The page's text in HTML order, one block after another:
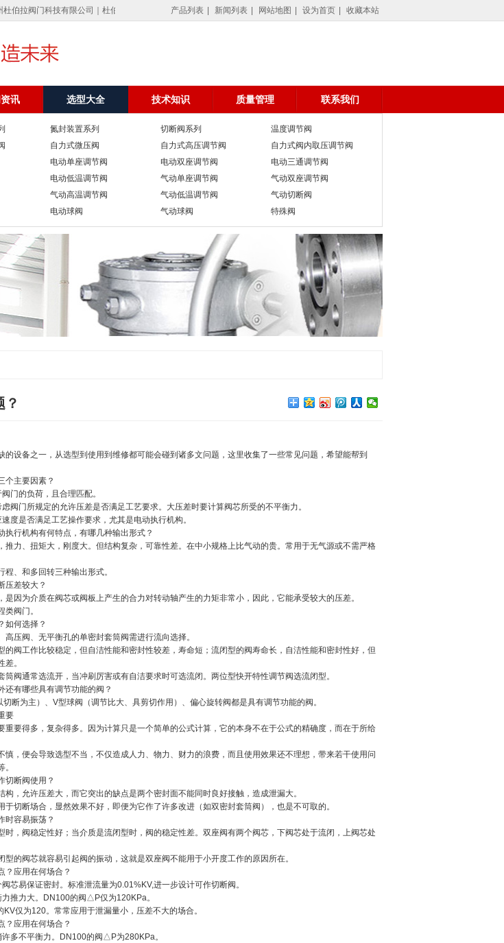
伯拉阀门科技有限公司｜杜伯拉调节阀专业制造气动调节阀,自力式压力调节阀,电动调节阀,温度调节阀,微压调节阀,差压调节阀,氮封阀,切
产品列表 新闻列表 网站地图 设为首页 收藏本站
讯 选型大全 技术知识 质量管理 联系我们
氮封装置系列 切断阀系列
温度调节阀
自力式微压阀 自力式高压调节阀
自力式阀内取压调节阀
电动单座调节阀 电动双座调节阀
电动三通调节阀
电动低温调节阀 气动单座调节阀
气动双座调节阀
气动高温调节阀 气动低温调节阀
气动切断阀
电动球阀 气动球阀 特殊阀
？
的设备之一，从选型到使用到维修都可能会碰到诸多文问题，这里收集了一些常见问题，希望能帮到
个主要因素？
门的负荷，且合理匹配。
虑阀门所规定的允许压差是否满足工艺要求。大压差时要计算阀芯所受的不平衡力。
度是否满足工艺操作要求，尤其是电动执行机构。
执行机构有何特点，有哪几种输出形式？
推力、扭矩大，刚度大。但结构复杂，可靠性差。在中小规格上比气动的贵。常用于无气源或不需严格
、和多回转三种输出形式。
压差较大？
是因为介质在阀芯或阀板上产生的合力对转动轴产生的力矩非常小，因此，它能承受较大的压差。
阀门。
如何选择？
压阀、无平衡孔的单密封套筒阀需进行流向选择。
的阀工作比较稳定，但自洁性能和密封性较差，寿命短；流闭型的阀寿命长，自洁性能和密封性好，但
。
筒阀通常选流开，当冲刷厉害或有自洁要求时可选流闭。两位型快开特性调节阀选流闭型。
还有哪些具有调节功能的阀？
断为主）、V型球阀（调节比大、具剪切作用）、偏心旋转阀都是具有调节功能的阀。
要
重要得多，复杂得多。因为计算只是一个简单的公式计算，它的本身不在于公式的精确度，而在于所给
慎，便会导致选型不当，不仅造成人力、物力、财力的浪费，而且使用效果还不理想，带来若干使用问
切断阀使用？
构，允许压差大，而它突出的缺点是两个密封面不能同时良好接触，造成泄漏大。
于切断场合，显然效果不好，即便为它作了许多改进（如双密封套筒阀），也是不可取的。
时容易振荡？
时，阀稳定性好；当介质是流闭型时，阀的稳定性差。双座阀有两个阀芯，下阀芯处于流闭，上阀芯处
型的阀芯就容易引起阀的振动，这就是双座阀不能用于小开度工作的原因所在。
？应用在何场合？
阀芯易保证密封。标准泄流量为0.01%KV,进一步设计可作切断阀。
力推力大。DN100的阀△P仅为120KPa。
KV仅为120。常常应用于泄漏量小，压差不大的场合。
？应用在何场合？
许多不平衡力。DN100的阀△P为280KPa。